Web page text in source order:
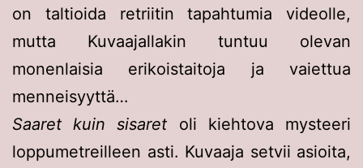
on taltioida retriitin tapahtumia videolle,
mutta Kuvaajallakin tuntuu olevan
monenlaisia erikoistaitoja ja vaiettua
menneisyyttä…
Saaret kuin sisaret oli kiehtova mysteeri
loppumetreilleen asti. Kuvaaja setvii asioita,